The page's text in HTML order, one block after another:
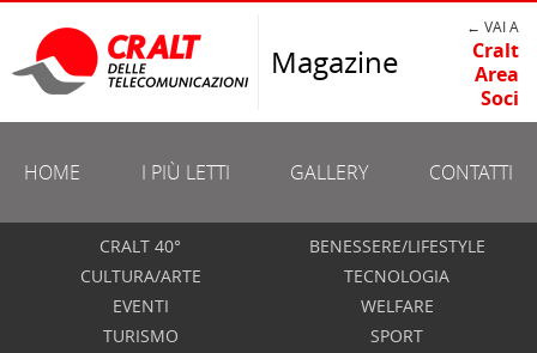
Magazine
← VAI A
Cralt
Area
Soci
HOME I PIÙ LETTI GALLERY CONTATTI
CRALT 40°
CULTURA/ARTE
EVENTI
TURISMO
BENESSERE/LIFESTYLE
TECNOLOGIA
WELFARE
SPORT